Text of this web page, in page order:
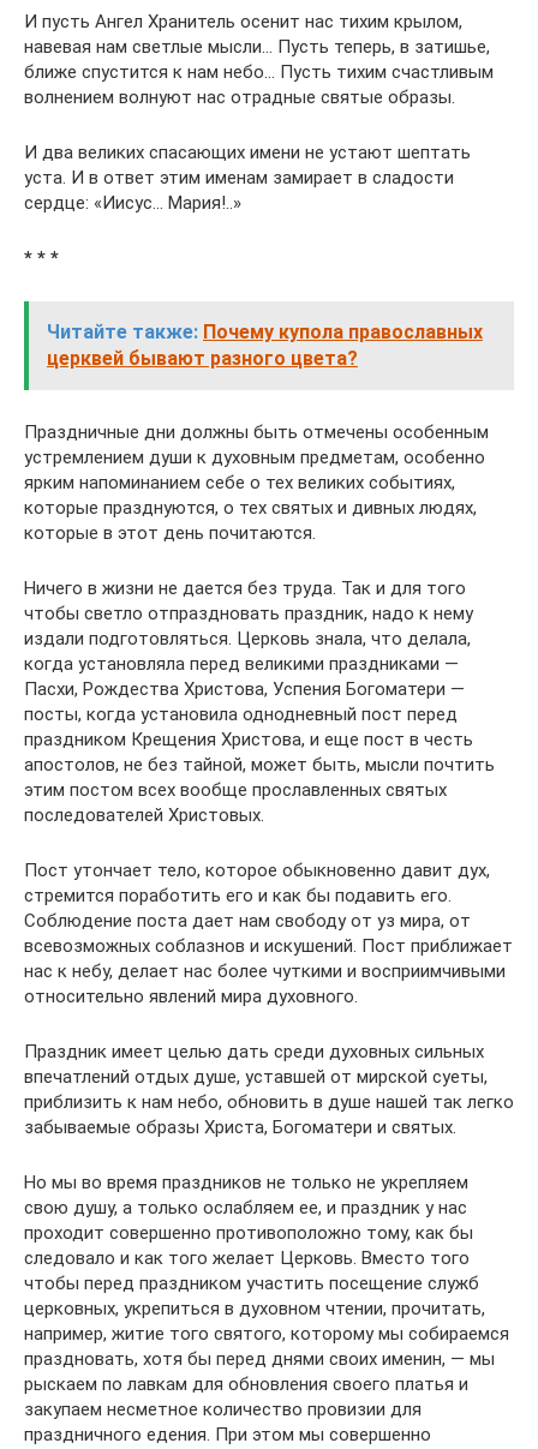
И пусть Ангел Хранитель осенит нас тихим крылом,
навевая нам светлые мысли… Пусть теперь, в затишье,
ближе спустится к нам небо… Пусть тихим счастливым
волнением волнуют нас отрадные святые образы.
И два великих спасающих имени не устают шептать
уста. И в ответ этим именам замирает в сладости
сердце: «Иисус… Мария!..»
* * *
Читайте также: Почему купола православных
церквей бывают разного цвета?
Праздничные дни должны быть отмечены особенным
устремлением души к духовным предметам, особенно
ярким напоминанием себе о тех великих событиях,
которые празднуются, о тех святых и дивных людях,
которые в этот день почитаются.
Ничего в жизни не дается без труда. Так и для того
чтобы светло отпраздновать праздник, надо к нему
издали подготовляться. Церковь знала, что делала,
когда установляла перед великими праздниками —
Пасхи, Рождества Христова, Успения Богоматери —
посты, когда установила однодневный пост перед
праздником Крещения Христова, и еще пост в честь
апостолов, не без тайной, может быть, мысли почтить
этим постом всех вообще прославленных святых
последователей Христовых.
Пост утончает тело, которое обыкновенно давит дух,
стремится поработить его и как бы подавить его.
Соблюдение поста дает нам свободу от уз мира, от
всевозможных соблазнов и искушений. Пост приближает
нас к небу, делает нас более чуткими и восприимчивыми
относительно явлений мира духовного.
Праздник имеет целью дать среди духовных сильных
впечатлений отдых душе, уставшей от мирской суеты,
приблизить к нам небо, обновить в душе нашей так легко
забываемые образы Христа, Богоматери и святых.
Но мы во время праздников не только не укрепляем
свою душу, а только ослабляем ее, и праздник у нас
проходит совершенно противоположно тому, как бы
следовало и как того желает Церковь. Вместо того
чтобы перед праздником участить посещение служб
церковных, укрепиться в духовном чтении, прочитать,
например, житие того святого, которому мы собираемся
праздновать, хотя бы перед днями своих именин, — мы
рыскаем по лавкам для обновления своего платья и
закупаем несметное количество провизии для
праздничного едения. При этом мы совершенно